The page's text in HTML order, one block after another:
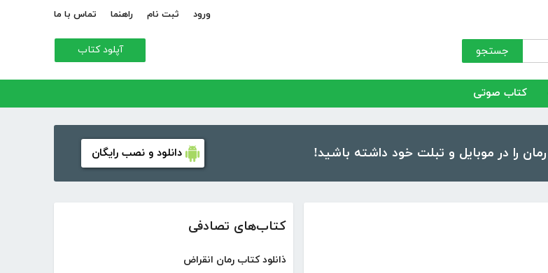
ورود ثبت نام راهنما تماس با ما
جستجو آپلود کتاب
کتاب صوتی
دانلود و نصب رایگان
کتاب‌های تصادفی
ذانلود کتاب رمان انقراض